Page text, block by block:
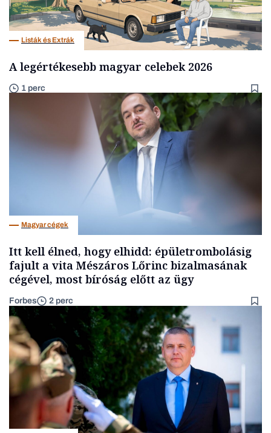
Listák és Extrák
A legértékesebb magyar celebek 2026
1 perc
Magyar cégek
Itt kell élned, hogy elhidd: épületrombolásig
fajult a vita Mészáros Lőrinc bizalmasának
cégével, most bíróság előtt az ügy
Forbes 2 perc